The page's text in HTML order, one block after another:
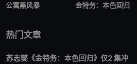
公寓黑风暴 金特务：本色回归
热门文章
苏志燮《金特务：本色回归》仅2 集冲